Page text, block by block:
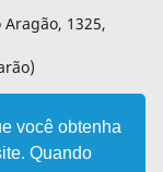
você obtenha
Quando
Aragão, 1325,